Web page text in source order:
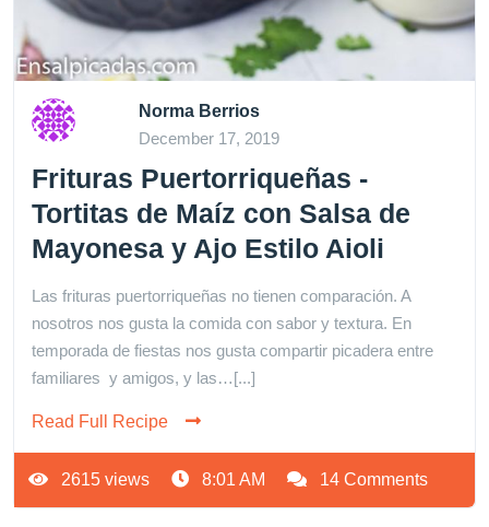
Norma Berrios
December 17, 2019
Frituras Puertorriqueñas -
Tortitas de Maíz con Salsa de
Mayonesa y Ajo Estilo Aioli
Las frituras puertorriqueñas no tienen comparación. A
nosotros nos gusta la comida con sabor y textura. En
temporada de fiestas nos gusta compartir picadera entre
familiares y amigos, y las…[...]
Read Full Recipe
2615 views 8:01 AM 14 Comments